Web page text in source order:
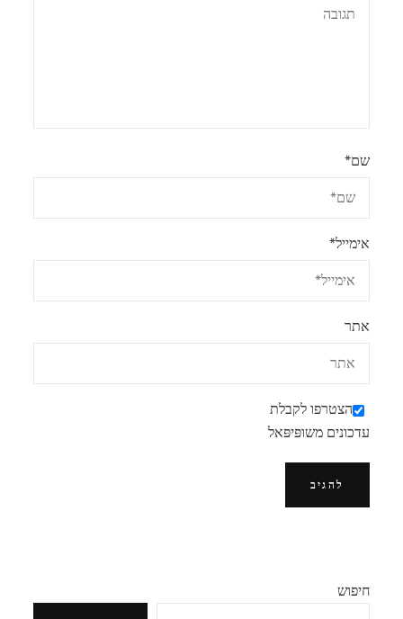
שם*
אימייל*
אתר
הצטרפו לקבלת
עדכונים משופּיפּאל
חיפוש